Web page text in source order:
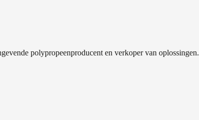
polypropeenproducent en verkoper van oplossingen.